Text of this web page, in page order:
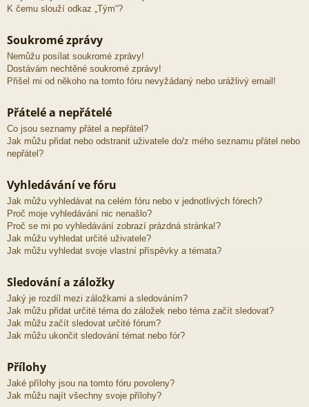
K čemu slouží odkaz „Tým“?
Soukromé zprávy
Nemůžu posílat soukromé zprávy!
Dostávám nechtěné soukromé zprávy!
Přišel mi od někoho na tomto fóru nevyžádaný nebo urážlivý email!
Přátelé a nepřátelé
Co jsou seznamy přátel a nepřátel?
Jak můžu přidat nebo odstranit uživatele do/z mého seznamu přátel nebo
nepřátel?
Vyhledávání ve fóru
Jak můžu vyhledávat na celém fóru nebo v jednotlivých fórech?
Proč moje vyhledávání nic nenašlo?
Proč se mi po vyhledávání zobrazí prázdná stránka!?
Jak můžu vyhledat určité uživatele?
Jak můžu vyhledat svoje vlastní příspěvky a témata?
Sledování a záložky
Jaký je rozdíl mezi záložkami a sledováním?
Jak můžu přidat určité téma do záložek nebo téma začít sledovat?
Jak můžu začít sledovat určité fórum?
Jak můžu ukončit sledování témat nebo fór?
Přílohy
Jaké přílohy jsou na tomto fóru povoleny?
Jak můžu najít všechny svoje přílohy?